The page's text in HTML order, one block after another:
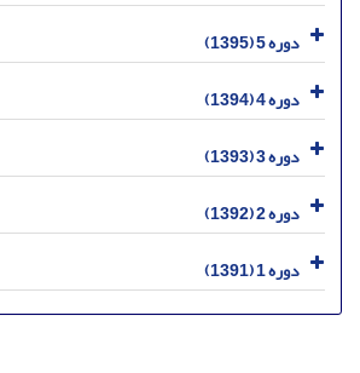
دوره 5 (1395)
دوره 4 (1394)
دوره 3 (1393)
دوره 2 (1392)
دوره 1 (1391)